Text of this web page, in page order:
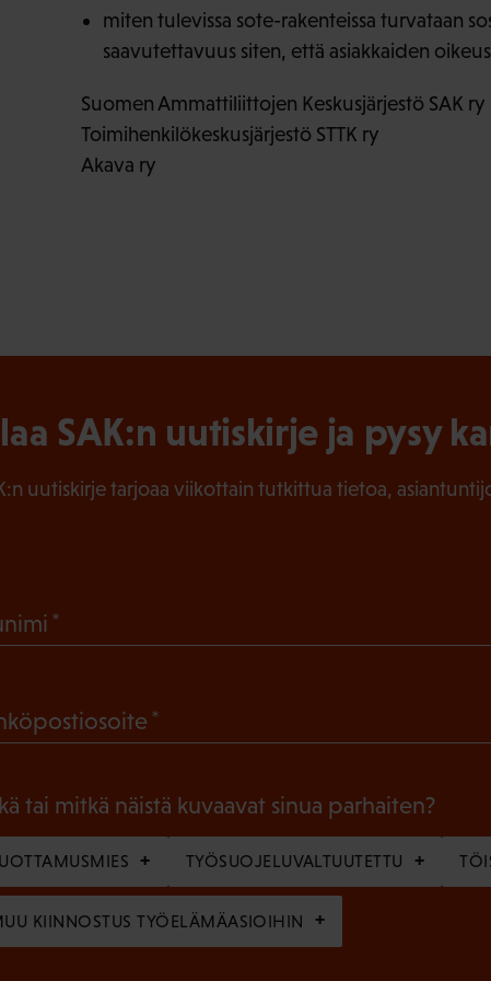
miten tulevissa sote-rakenteissa turvataan
saavutettavuus siten, että asiakkaiden
Suomen Ammattiliittojen Keskusjärjestö SAK ry
Toimihenkilökeskusjärjestö STTK ry
Akava ry
SAK:n uutiskirje ja pysy
uutiskirje tarjoaa viikottain tutkittua tietoa,
k
l
l
i
n
e
l
l
tai mitkä näistä kuvaavat sinua parhaiten?
TYÖSUOJELUVALTUUTETTU
KIINNOSTUS TYÖELÄMÄASIOIHIN